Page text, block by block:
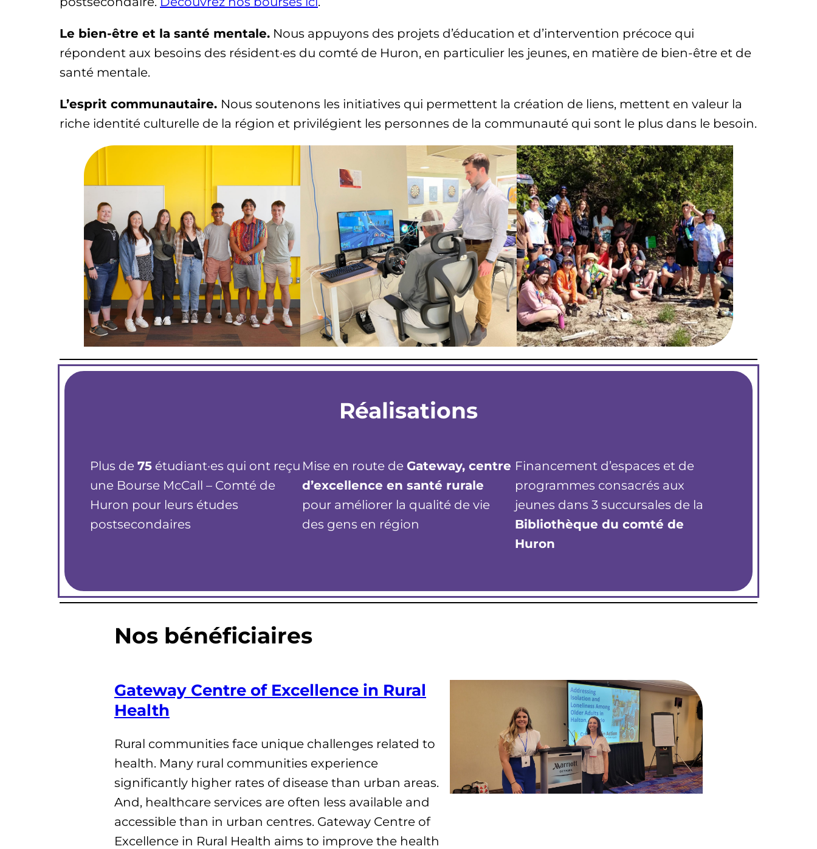
Le bien-être et la santé mentale. Nous appuyons des projets d’éducation et d’intervention précoce qui
répondent aux besoins des résident·es du comté de Huron, en particulier les jeunes, en matière de bien-être et de
santé mentale.
L’esprit communautaire. Nous soutenons les initiatives qui permettent la création de liens, mettent en valeur la
riche identité culturelle de la région et privilégient les personnes de la communauté qui sont le plus dans le besoin.
Réalisations
Plus de 75 étudiant·es qui ont reçu
une Bourse McCall – Comté de
Huron pour leurs études
postsecondaires
Mise en route deGateway, centre
d’excellence en santé rurale
pour améliorer la qualité de vie
des gens en région
Financement d’espaces et de
programmes consacrés aux
jeunes dans 3 succursales de la
Bibliothèque du comté de
Huron
Nos bénéficiaires
Gateway Centre of Excellence in Rural
Health
Rural communities face unique challenges related to
health. Many rural communities experience
significantly higher rates of disease than urban areas.
And, healthcare services are often less available and
accessible than in urban centres. Gateway Centre of
Excellence in Rural Health aims to improve the health